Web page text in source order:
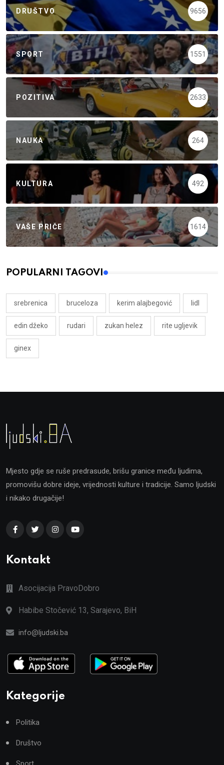
DRUŠTVO 9656
SPORT 1551
POZITIVA 2633
NAUKA 264
KULTURA 492
VAŠE PRIČE 1614
POPULARNI TAGOVI
srebrenica bruceloza kerim alajbegović lidl
edin džeko rudari zukan helez rite ugljevik
ginex
Mjesto gdje se ruše predrasude, brišu granice među ljudima,
promovišu dobre ideje, vrijednosti kulture i tradicije. Samo ljudski
i nikako drugačije!
Kontakt
Asocijacija PravoDobro
Habibe Stočević 13, Sarajevo, BiH
info@ljudski.ba
Kategorije
Politika
Društvo